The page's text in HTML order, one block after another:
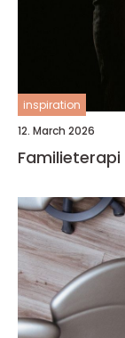
inspiration
12. March 2026